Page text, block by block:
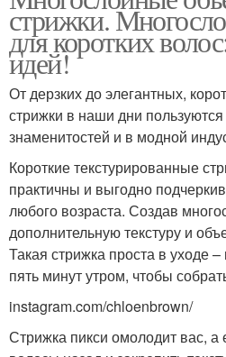
стрижки.
для коротких
идей!
От дерзких до элегантных,
стрижки в наши дни
знаменитостей и в модной
Короткие текстурированные
практичны и выгодно
любого возраста. Создав
дополнительную текстуру и
Такая стрижка проста в уходе
пять минут утром, чтобы
instagram.com/chloenbrown/
Стрижка пикси омолодит вас, а